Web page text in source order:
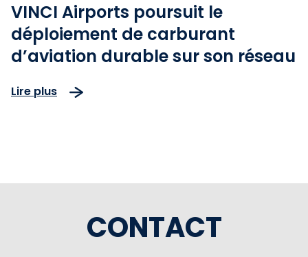
VINCI Airports poursuit le
déploiement de carburant
d’aviation durable sur son réseau
Lire plus
CONTACT